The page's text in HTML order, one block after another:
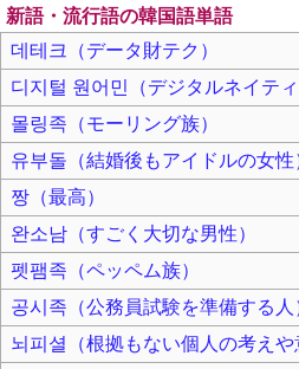
新語・流行語の韓国語単語
데테크（データ財テク）
디지털 원어민（デジタルネイティ
몰링족（モーリング族）
유부돌（結婚後もアイドルの女性
짱（最高）
완소남（すごく大切な男性）
펫팸족（ペッペム族）
공시족（公務員試験を準備する人
뇌피셜（根拠もない個人の考えや